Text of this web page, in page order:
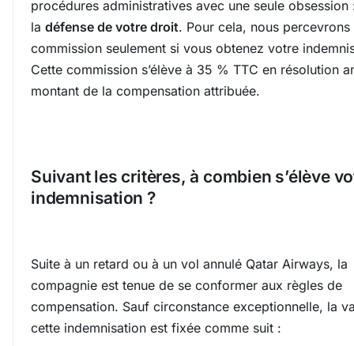
procédures administratives avec une seule obsession
la défense de votre droit. Pour cela, nous percevrons
commission seulement si vous obtenez votre
Cette commission s’élève à 35 % TTC en résolution
montant de la compensation attribuée.
Suivant les critères, à combien s’élève
indemnisation ?
Suite à un retard ou à un vol annulé Qatar Airways, la
compagnie est tenue de se conformer aux règles de
compensation. Sauf circonstance exceptionnelle, la
cette indemnisation est fixée comme suit :